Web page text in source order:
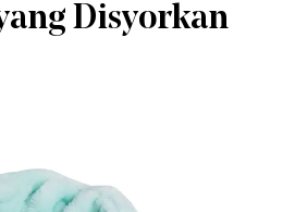
Disyorkan